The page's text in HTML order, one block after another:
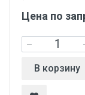
Цена по
В корзину